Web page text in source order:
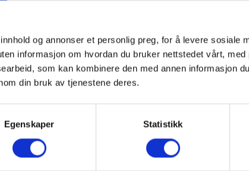
og annonser et personlig preg, for å levere sosiale
informasjon om hvordan du bruker nettstedet vårt, med
som kan kombinere den med annen informasjon
din bruk av tjenestene deres.
Egenskaper Statistikk
10 kV, rød